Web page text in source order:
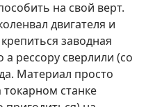
на свой верт.
двигателя и
заводная
а рессору сверлили (со
Материал просто
токарном станке